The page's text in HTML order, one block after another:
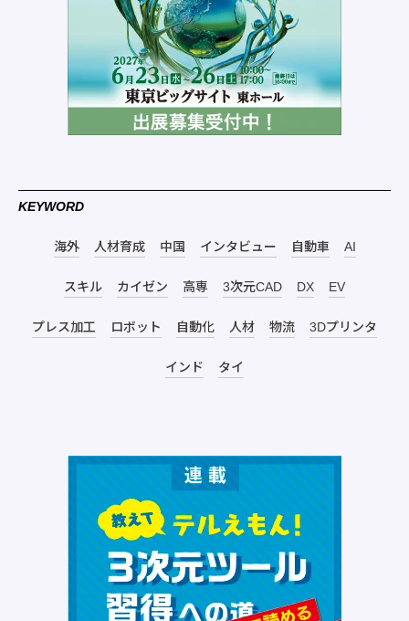
KEYWORD
海外 人材育成 中国 インタビュー 自動車 AI
スキル カイゼン 高専 3次元CAD DX EV
プレス加工 ロボット 自動化 人材 物流 3Dプリンタ
インド タイ